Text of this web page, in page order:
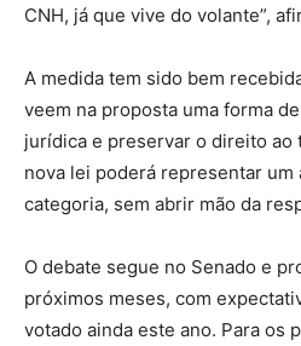
CNH, já que vive do volante”,
A medida tem sido bem
veem na proposta uma forma
jurídica e preservar o direito ao
nova lei poderá representar um
categoria, sem abrir mão da
O debate segue no Senado e
próximos meses, com
votado ainda este ano. Para os